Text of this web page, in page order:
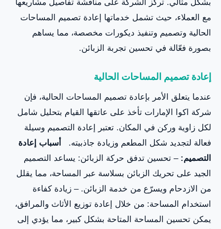
بشكل مثالي. تركّز الشركة على مناقشة تفاصيل مشاريعها
مع العملاء، حيث تشمل خدماتها إعادة تصميم المساحات
الحالية وتصميم وتنفيذ ديكورات مخصصة، مما يساهم
بصورة فعّالة في تحسين تجربة الزبائن.
إعادة تصميم المساحات الحالية
عندما يتعلق الأمر بإعادة تصميم المساحات الحالية، فإن
شركة اكوا الإمارات تأخذ على عاتقها القيام بتحليل شامل
لكل زاوية وركن في المكان. تعتبر إعادة التصميم وسيلة
فعالة لتجديد شكل المطعم وزيادة جاذبيته.
أسباب إعادة
التصميم: – تحسين تدفق حركة الزبائن: يساعد التصميم
الجيد على تحريك الزبائن بسلاسة عبر المساحة، مما يقلل
من الازدحام ويسرّع من خدمة الزبائن. – زيادة كفاءة
استخدام المساحة: من خلال إعادة توزيع الأثاث والمرافق،
يمكن تحسين المساحة المتاحة بشكل كبير، مما يؤدي إلى